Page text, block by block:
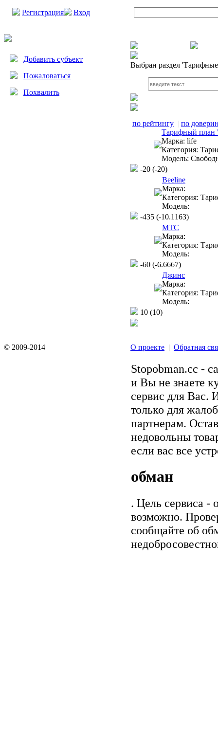
Регистрация Вход
Добавить субъект
Пожаловаться
Похвалить
Выбран раздел
по рейтингу | по
Тарифный
Марка: life
Категория:
Модель:
-20 (-20)
Beeline
Марка:
Категория:
Модель:
-435 (-10.1163)
MTC
Марка:
Категория:
Модель:
-60 (-6.6667)
Джинс
Марка:
Категория:
Модель:
10 (10)
© 2009-2014 О проекте | Обратная
Stopobman.cc -
и Вы не знаете
сервис для Вас.
только для
партнерам.
недовольны
если вас все
обман
. Цель сервиса -
возможно.
сообщайте об